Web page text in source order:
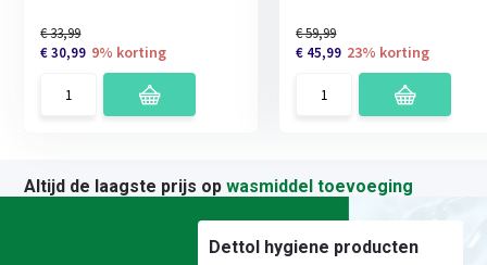
€ 33,99
€ 30,99 9% korting
€ 59,99
€ 45,99 23% korting
Altijd de laagste prijs opwasmiddel toevoeging
Dettol hygiene producten